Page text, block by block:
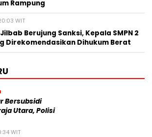
Rampung
WIT
Berujung Sanksi, Kepala SMPN 2
Direkomendasikan Dihukum Berat
Bersubsidi
Utara, Polisi
WIT